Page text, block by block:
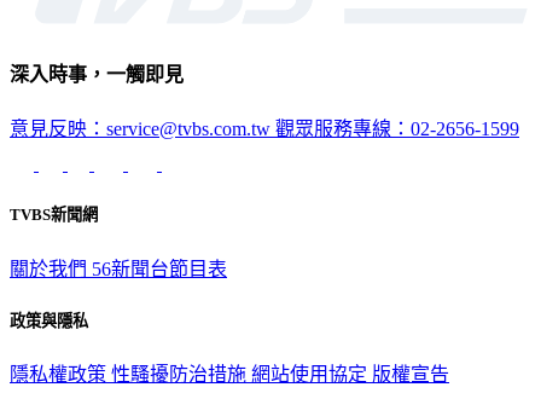
深入時事，一觸即見
意見反映：service@tvbs.com.tw 觀眾服務專線：02-2656-1599
TVBS新聞網
關於我們 56新聞台節目表
政策與隱私
隱私權政策 性騷擾防治措施 網站使用協定 版權宣告